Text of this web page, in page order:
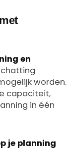
en
worden.
capaciteit,
in één
je planning